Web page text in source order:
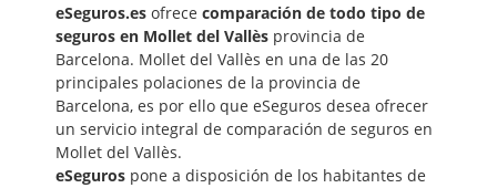
eSeguros.es ofrece comparación de todo tipo de
seguros en Mollet del Vallès provincia de
Barcelona. Mollet del Vallès en una de las 20
principales polaciones de la provincia de
Barcelona, es por ello que eSeguros desea ofrecer
un servicio integral de comparación de seguros en
Mollet del Vallès.
eSeguros pone a disposición de los habitantes de